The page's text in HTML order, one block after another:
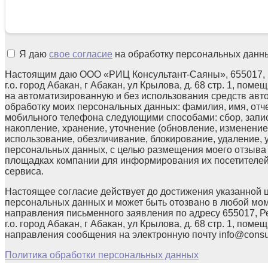
Я даю свое согласие на обработку персональных
Настоящим даю ООО «РИЦ Консультант-Саяны», 655017,
г.о. город Абакан, г Абакан, ул Крылова, д. 68 стр. 1,
на автоматизированную и без использования средств
обработку моих персональных данных: фамилия, имя,
мобильного телефона следующими способами: сбор,
накопление, хранение, уточнение (обновление,
использование, обезличивание, блокирование, удаление,
персональных данных, с целью размещения моего
площадках компании для информирования их
сервиса.
Настоящее согласие действует до достижения указанной
персональных данных и может быть отозвано в любой
направления письменного заявления по адресу 655017,
г.о. город Абакан, г Абакан, ул Крылова, д. 68 стр. 1,
направления сообщения на электронную почту
Политика обработки персональных данных